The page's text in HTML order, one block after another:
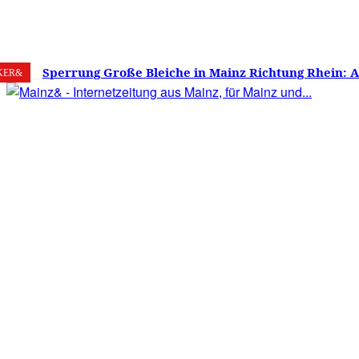
7. August 2026 25.6 Mainz
Sperrung Große Bleiche in Mainz Richtung Rhein:
verwirrt, Mainzer stinksauer – Haben die Mainzer